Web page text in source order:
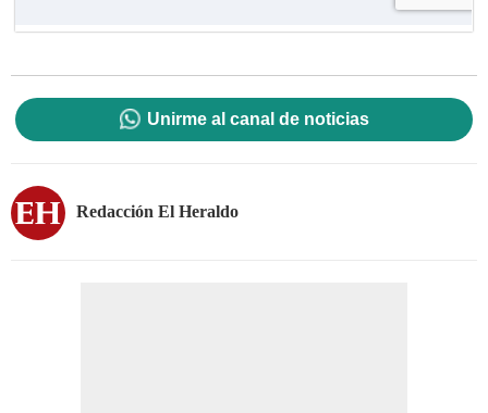
Unirme al canal de noticias
Redacción El Heraldo